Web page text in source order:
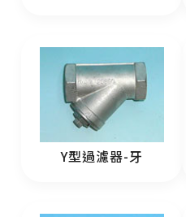
Y型過濾器-牙